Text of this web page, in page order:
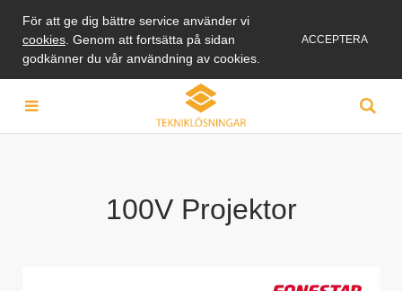
För att ge dig bättre service använder vi
cookies . Genom att fortsätta på sidan
godkänner du vår användning av cookies.
ACCEPTERA
100V Projektor